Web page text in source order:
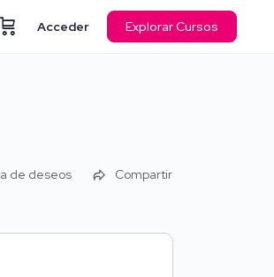
Acceder Explorar Cursos
de deseos Compartir